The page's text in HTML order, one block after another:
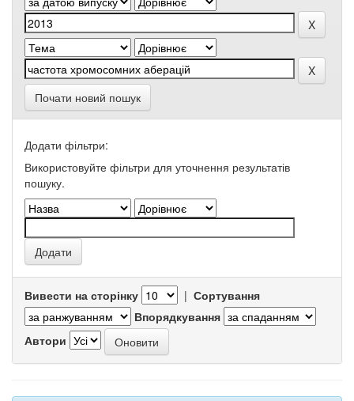
Почати новий пошук
Додати фільтри:
Використовуйте фільтри для уточнення результатів
пошуку.
Вивести на сторінку | Сортування
Впорядкування
Автори